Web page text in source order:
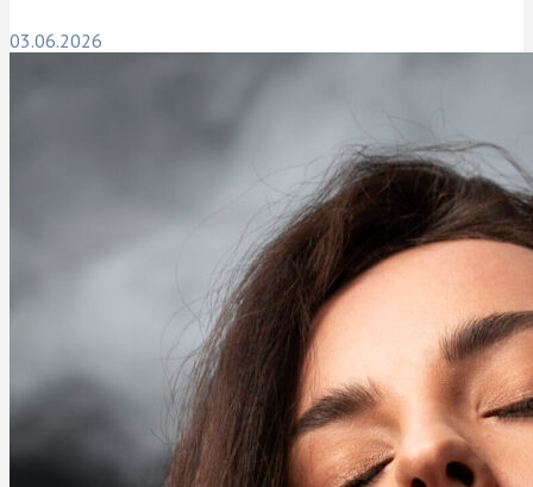
03.06.2026